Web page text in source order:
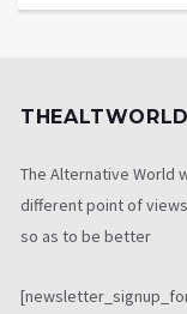
THEALTWORLD
The Alternative World
different point of
so as to be better